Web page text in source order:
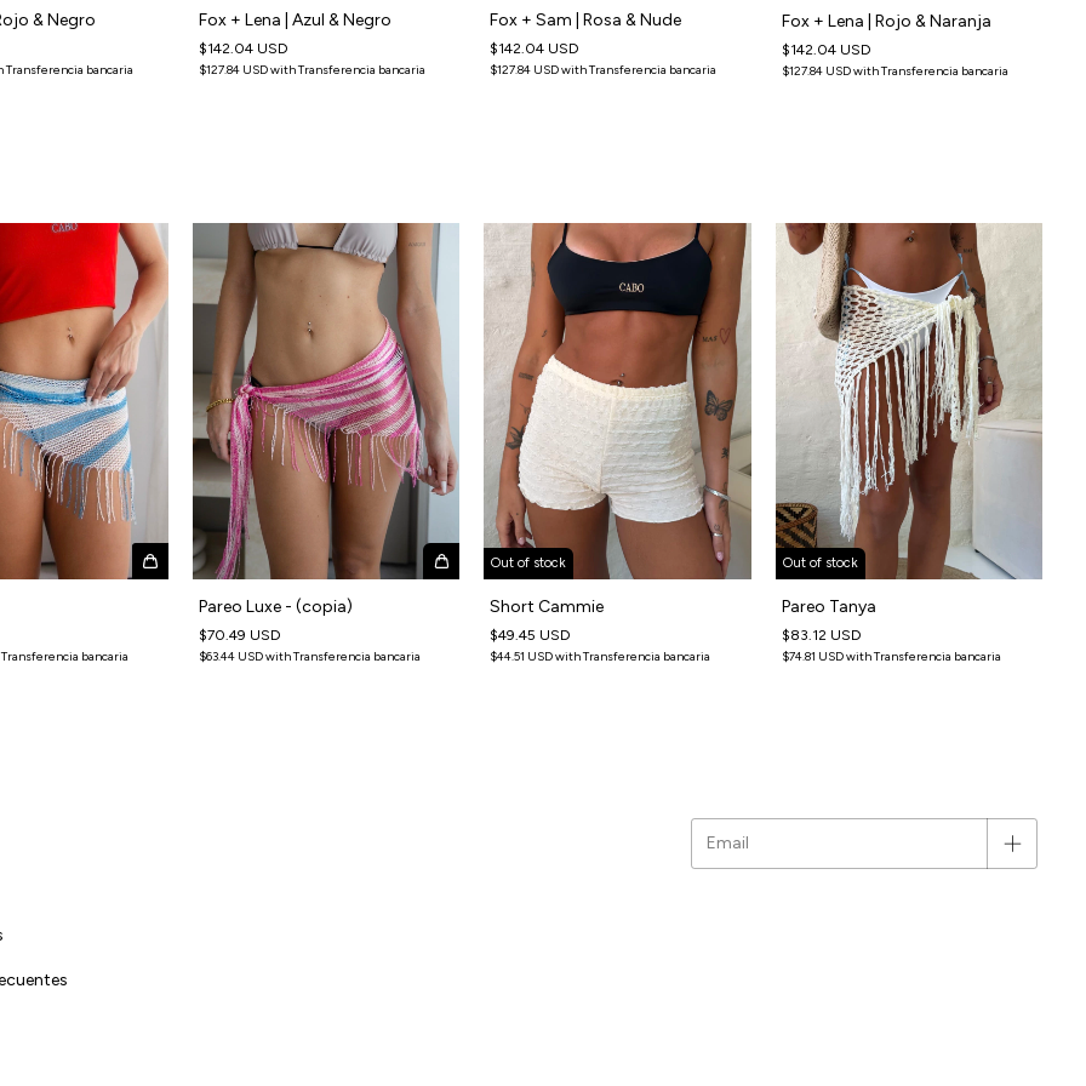
& Negro
Transferencia bancaria
Fox + Lena | Azul & Negro
$142.04 USD
$127.84 USDwithTransferencia bancaria
Fox + Sam | Rosa & Nude
$142.04 USD
$127.84 USDwithTransferencia bancaria
Fox + Lena | Rojo & Naranja
$142.04 USD
$127.84 USDwithTransferencia bancaria
Transferencia bancaria
Pareo Luxe - (copia)
$70.49 USD
$63.44 USDwithTransferencia bancaria
Out of stock
Short Cammie
$49.45 USD
$44.51 USDwithTransferencia bancaria
Out of stock
Pareo Tanya
$83.12 USD
$74.81 USDwithTransferencia bancaria